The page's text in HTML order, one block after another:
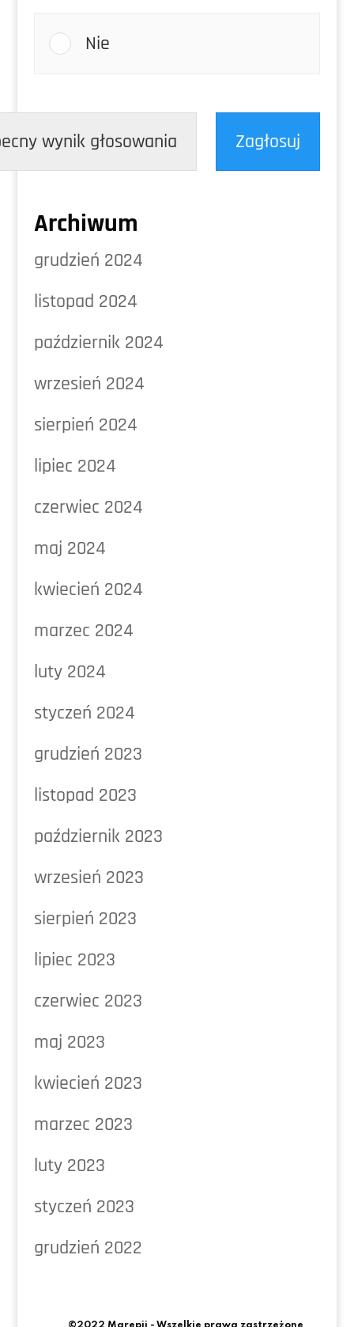
Nie
wynik głosowania Zagłosuj
Archiwum
grudzień 2024
listopad 2024
październik 2024
wrzesień 2024
sierpień 2024
lipiec 2024
czerwiec 2024
maj 2024
kwiecień 2024
marzec 2024
luty 2024
styczeń 2024
grudzień 2023
listopad 2023
październik 2023
wrzesień 2023
sierpień 2023
lipiec 2023
czerwiec 2023
maj 2023
kwiecień 2023
marzec 2023
luty 2023
styczeń 2023
grudzień 2022